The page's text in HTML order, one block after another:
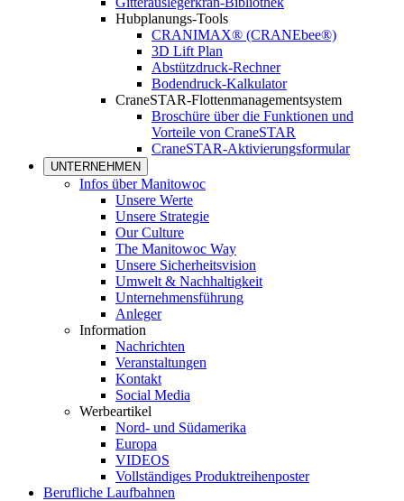
Hubplanungs-Tools
CRANIMAX® (CRANEbee®)
3D Lift Plan
Abstützdruck-Rechner
Bodendruck-Kalkulator
CraneSTAR-Flottenmanagementsystem
Broschüre über die Funktionen und
Vorteile von CraneSTAR
CraneSTAR-Aktivierungsformular
UNTERNEHMEN
Infos über Manitowoc
Unsere Werte
Unsere Strategie
Our Culture
The Manitowoc Way
Unsere Sicherheitsvision
Umwelt & Nachhaltigkeit
Unternehmensführung
Anleger
Information
Nachrichten
Veranstaltungen
Kontakt
Social Media
Werbeartikel
Nord- und Südamerika
Europa
VIDEOS
Vollständiges Produktreihenposter
Berufliche Laufbahnen